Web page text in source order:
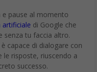
pause al momento
artificiale di Google che
senza tu faccia altro.
capace di dialogare con
le risposte, riuscendo a
successo.